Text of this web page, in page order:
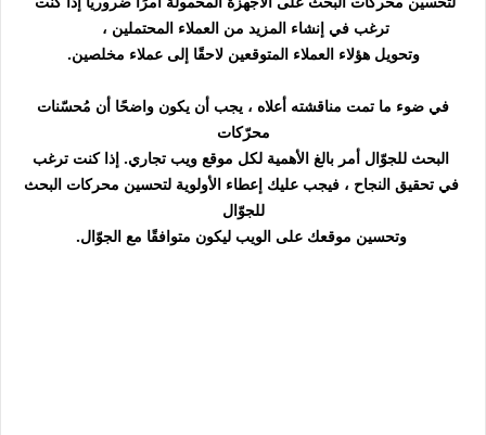
ترغب في إنشاء المزيد من العملاء المحتملين ،
وتحويل هؤلاء العملاء المتوقعين لاحقًا إلى عملاء مخلصين.
في ضوء ما تمت مناقشته أعلاه ، يجب أن يكون واضحًا أن مُحسّنات
محرّكات
البحث للجوّال أمر بالغ الأهمية لكل موقع ويب تجاري. إذا كنت ترغب
في تحقيق النجاح ، فيجب عليك إعطاء الأولوية لتحسين محركات البحث
للجوّال
وتحسين موقعك على الويب ليكون متوافقًا مع الجوّال.